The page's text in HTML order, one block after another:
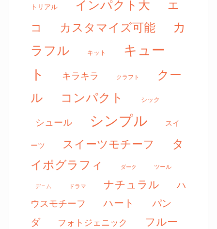
トリアル インパクト大
エ
コ
カスタマイズ可能
カ
ラフル
キット
キュー
ト
キラキラ クラフト
クー
ル
コンパクト シック
シュール シンプル スイ
ーツ スイーツモチーフ
タ
イポグラフィ
ダーク ツール
デニム ドラマ ナチュラル
ハ
ウスモチーフ
ハート
パン
ダ
フォトジェニック
フルー